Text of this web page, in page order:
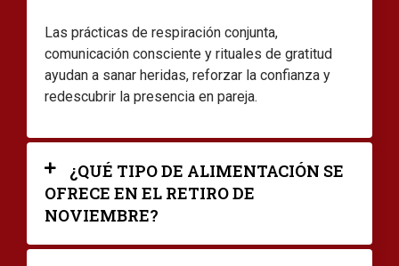
Las prácticas de respiración conjunta,
comunicación consciente y rituales de gratitud
ayudan a sanar heridas, reforzar la confianza y
redescubrir la presencia en pareja.
¿QUÉ TIPO DE ALIMENTACIÓN SE
OFRECE EN EL RETIRO DE
NOVIEMBRE?